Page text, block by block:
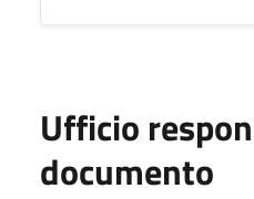
Ufficio
documento